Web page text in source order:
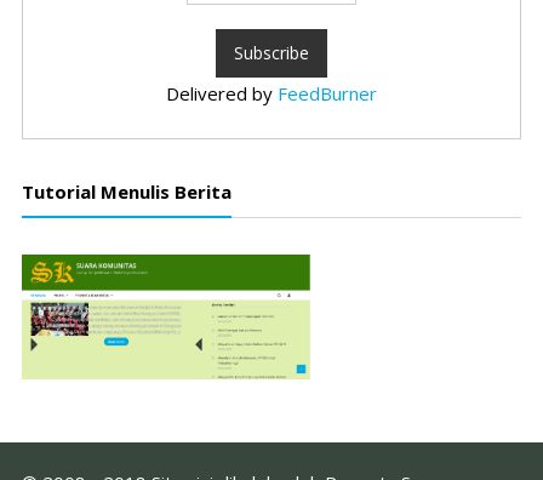
Delivered by FeedBurner
Tutorial Menulis Berita